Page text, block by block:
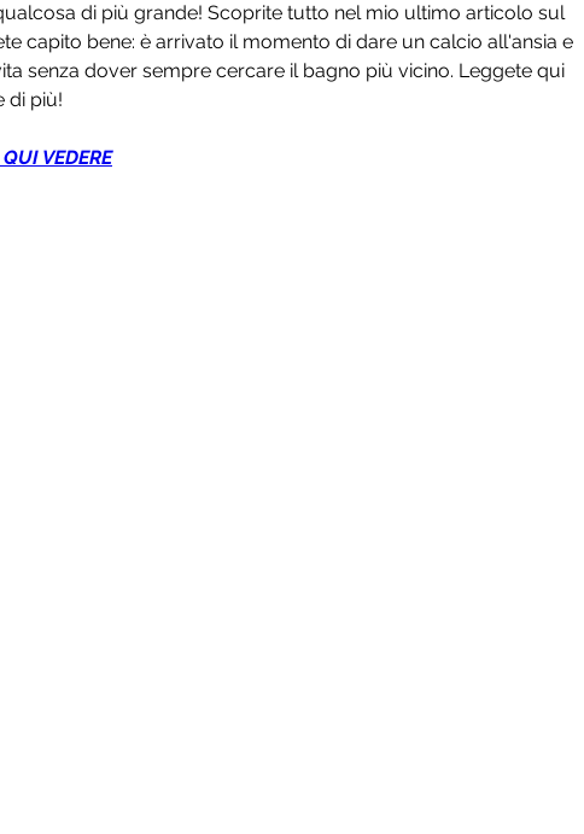
di più grande! Scoprite tutto nel mio ultimo articolo sul
capito bene: è arrivato il momento di dare un calcio all'ansia e
senza dover sempre cercare il bagno più vicino. Leggete qui
di più!
VEDERE